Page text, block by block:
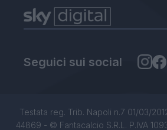
Seguici sui social
Testata reg. Trib. Napoli n.7 01/03/
44869 - © Fantacalcio S.R.L. P.IVA